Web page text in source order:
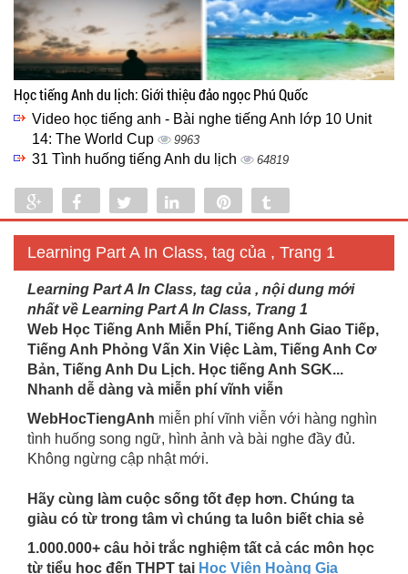
Học tiếng Anh du lịch: Giới thiệu đảo ngọc Phú Quốc
Video học tiếng anh - Bài nghe tiếng Anh lớp 10 Unit
14: The World Cup
9963
31 Tình huống tiếng Anh du lịch 64819
Share Share Tweet Share
Learning Part A In Class, tag của , Trang 1
Learning Part A In Class, tag của , nội dung mới
nhất về Learning Part A In Class, Trang 1
Web Học Tiếng Anh Miễn Phí, Tiếng Anh Giao Tiếp,
Tiếng Anh Phỏng Vấn Xin Việc Làm, Tiếng Anh Cơ
Bản, Tiếng Anh Du Lịch. Học tiếng Anh SGK...
Nhanh dễ dàng và miễn phí vĩnh viễn
WebHocTiengAnh miễn phí vĩnh viễn với hàng nghìn
tình huống song ngữ, hình ảnh và bài nghe đầy đủ.
Không ngừng cập nhật mới.
Hãy cùng làm cuộc sống tốt đẹp hơn. Chúng ta
giàu có từ trong tâm vì chúng ta luôn biết chia sẻ
1.000.000+ câu hỏi trắc nghiệm tất cả các môn học
từ tiểu học đến THPT tại Học Viện Hoàng Gia